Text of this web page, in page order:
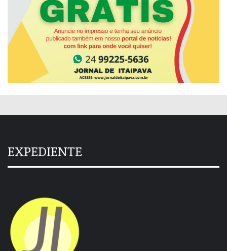
EXPEDIENTE